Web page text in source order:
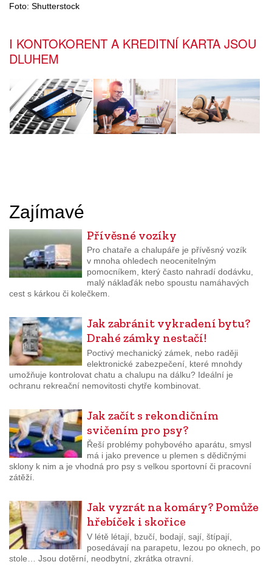
Foto: Shutterstock
I KONTOKORENT A KREDITNÍ KARTA JSOU
DLUHEM
Zajímavé
Přívěsné vozíky
Pro chataře a chalupáře je přívěsný vozík
v mnoha ohledech neocenitelným
pomocníkem, který často nahradí dodávku,
malý náklaďák nebo spoustu namáhavých
cest s kárkou či kolečkem.
Jak zabránit vykradení bytu?
Drahé zámky nestačí!
Poctivý mechanický zámek, nebo raději
elektronické zabezpečení, které mnohdy
umožňuje kontrolovat chatu a chalupu na dálku? Ideální je
ochranu rekreační nemovitosti chytře kombinovat.
Jak začít s rekondičním
svičením pro psy?
Řeší problémy pohybového aparátu, smysl
má i jako prevence u plemen s dědičnými
sklony k nim a je vhodná pro psy s velkou sportovní či pracovní
zátěží.
Jak vyzrát na komáry? Pomůže
hřebíček i skořice
V létě létají, bzučí, bodají, sají, štípají,
posedávají na parapetu, lezou po oknech, po
stole… Jsou dotěrní, neodbytní, zkrátka otravní.